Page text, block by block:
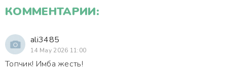
КОММЕНТАРИИ:
ali3485
14 May 2026 11:00
Топчик! Имба жесть!